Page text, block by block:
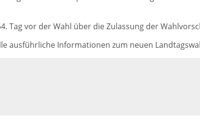
Tag vor der Wahl über die Zulassung der
ausführliche Informationen zum neuen